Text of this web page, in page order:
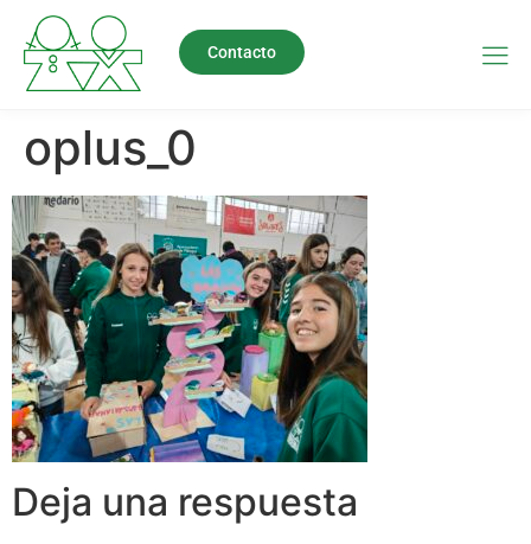
Contacto
oplus_0
Deja una respuesta